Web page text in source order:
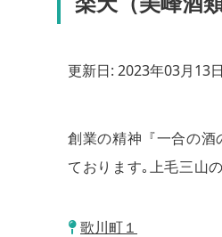
更新日: 2023年03月13日
創業の精神『一合の
ております｡上毛三山
歌川町１